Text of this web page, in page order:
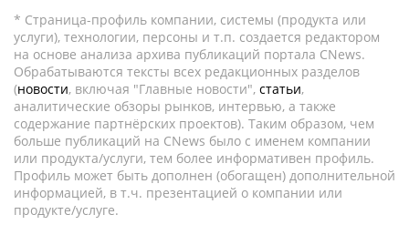
* Страница-профиль компании, системы (продукта или
услуги), технологии, персоны и т.п. создается редактором
на основе анализа архива публикаций портала CNews.
Обрабатываются тексты всех редакционных разделов
(новости, включая "Главные новости", статьи,
аналитические обзоры рынков, интервью, а также
содержание партнёрских проектов). Таким образом, чем
больше публикаций на CNews было с именем компании
или продукта/услуги, тем более информативен профиль.
Профиль может быть дополнен (обогащен) дополнительной
информацией, в т.ч. презентацией о компании или
продукте/услуге.